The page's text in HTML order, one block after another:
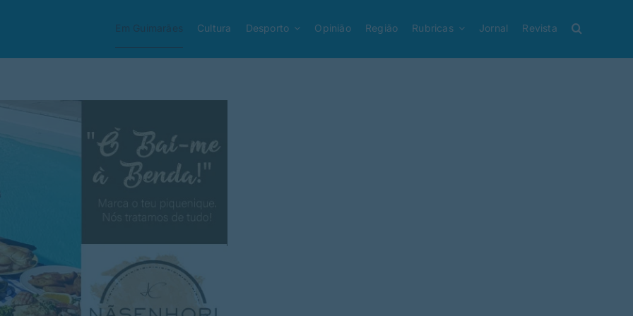
Em Guimarães Cultura Desporto Opinião Região Rubricas Jornal Revista